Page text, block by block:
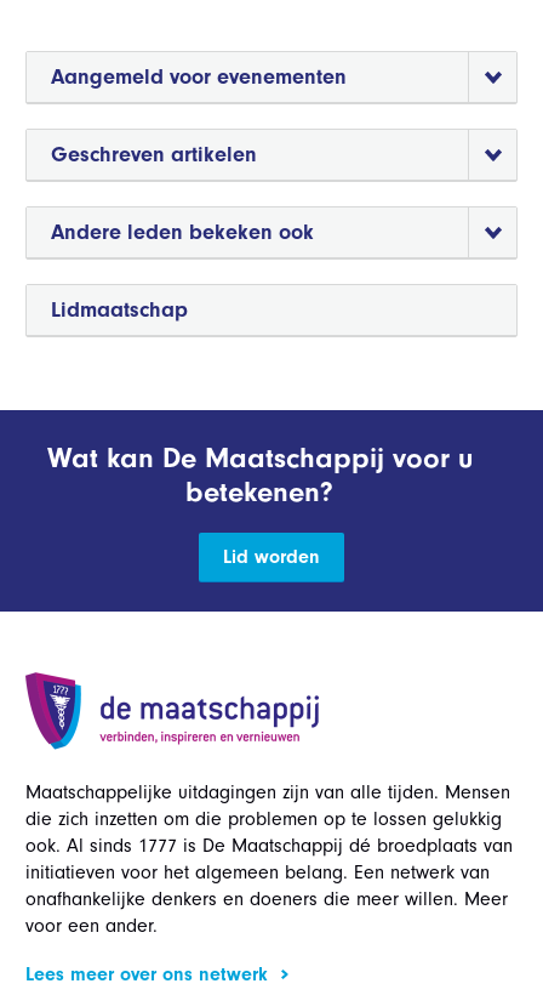
Lidmaatschap
Aangemeld voor evenementen
Geschreven artikelen
Andere leden bekeken ook
Wat kan De Maatschappij voor u
betekenen?
Lid worden
Maatschappelijke uitdagingen zijn van alle tijden. Mensen
die zich inzetten om die problemen op te lossen gelukkig
ook. Al sinds 1777 is De Maatschappij dé broedplaats van
initiatieven voor het algemeen belang. Een netwerk van
onafhankelijke denkers en doeners die meer willen. Meer
voor een ander.
Lees meer over ons netwerk